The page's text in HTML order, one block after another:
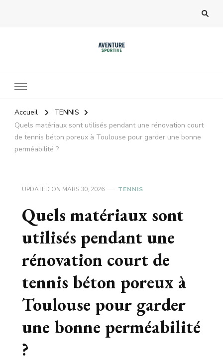
Accueil
TENNIS
Quels matériaux sont utilisés pendant une rénovation court
de tennis béton poreux à Toulouse pour garder une bonne
perméabilité ?
UPDATED ON MARS 30, 2026 TENNIS
Quels matériaux sont
utilisés pendant une
rénovation court de
tennis béton poreux à
Toulouse pour garder
une bonne perméabilité
?